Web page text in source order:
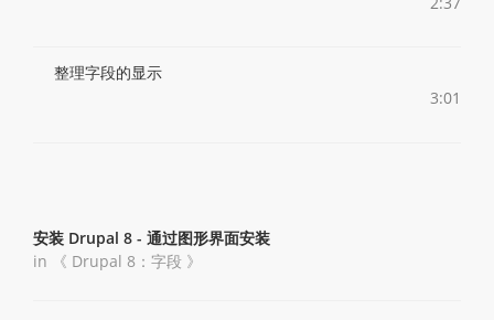
整理字段的显示
3:01
安装 Drupal 8 - 通过图形界面安装
in 《 Drupal 8：字段 》